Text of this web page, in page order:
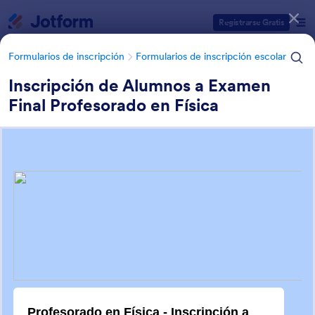
Registrarse Gratis
Formularios de inscripción Formularios de inscripción escolar
Inscripción de Alumnos a Examen
Final Profesorado en Física
Formularios de inscripción
Categorías de plantillas de formulario